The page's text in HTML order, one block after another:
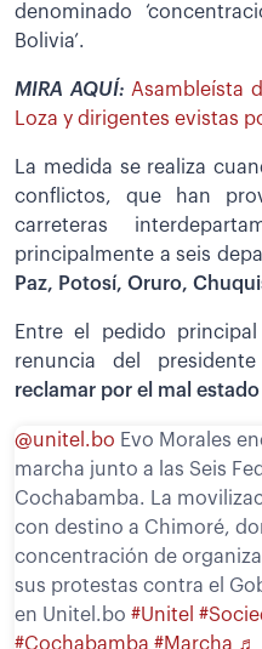
denominado
Bolivia’.
MIRA AQUÍ: Asambleísta
Loza y dirigentes evistas
La medida se realiza
conflictos, que han
carreteras
principalmente a seis
Paz, Potosí, Oruro,
Entre el pedido
renuncia del
reclamar por el mal
@unitel.bo Evo Morales
marcha junto a las Seis
Cochabamba. La
con destino a Chimoré,
concentración de
sus protestas contra el
en Unitel.bo #Unitel
#Cochabamba #Marcha ♬